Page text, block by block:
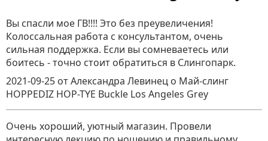
Вы спасли мое ГВ!!!! Это без преувеличения!
Колоссальная работа с консультантом, очень
сильная поддержка. Если вы сомневаетесь или
боитесь - точно стоит обратиться в Слингопарк.
2021-09-25 от Александра Левинец о Май-слинг
HOPPEDIZ HOP-TYE Buckle Los Angeles Grey
Очень хороший, уютный магазин. Провели